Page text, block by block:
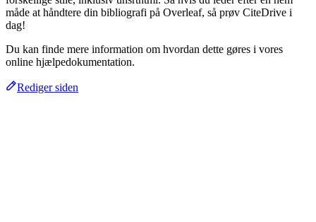
måde at håndtere din bibliografi på Overleaf, så prøv CiteDrive i
dag!
Du kan finde mere information om hvordan dette gøres i vores
online hjælpedokumentation.
Rediger siden